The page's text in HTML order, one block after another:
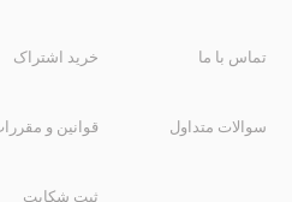
تماس با ما
سوالات متداول
خرید اشتراک
قوانین و
ثبت شکایت